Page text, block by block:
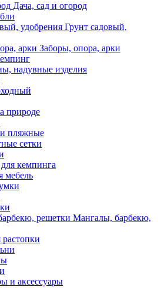
Дача, сад и огород
Грунт садовый,
Заборы, опора, арки
надувные изделия
природе
пляжные
сетки
кемпинга
мебель
Мангалы, барбекю,
растопки
и аксессуары